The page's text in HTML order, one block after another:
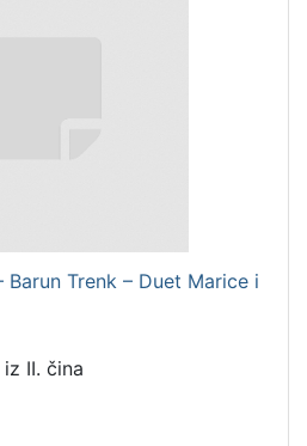
Barun Trenk – Duet Marice i
II. čina